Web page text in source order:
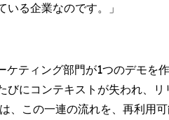
る企業なのです。」
ティング部門が1つのデモを
にコンテキストが失われ、
この一連の流れを、再利用